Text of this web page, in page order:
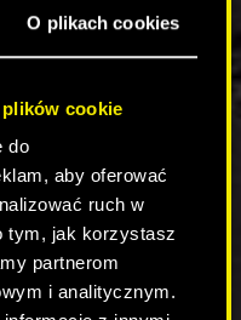
O plikach cookies
cookie
do
aby oferować
ruch w
tym, jak korzystasz
partnerom
i analitycznym.
jedno zgłoszenie!
zasługuje na
RTX 5090